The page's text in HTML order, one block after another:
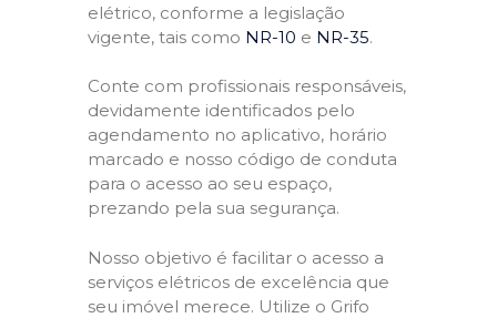
elétrico, conforme a legislação
vigente, tais como NR-10 e NR-35.
Conte com profissionais responsáveis,
devidamente identificados pelo
agendamento no aplicativo, horário
marcado e nosso código de conduta
para o acesso ao seu espaço,
prezando pela sua segurança.
Nosso objetivo é facilitar o acesso a
serviços elétricos de excelência que
seu imóvel merece. Utilize o Grifo